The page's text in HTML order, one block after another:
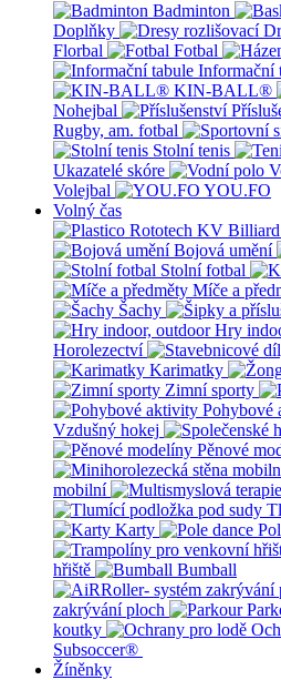
Badminton
Doplňky
Florbal
Fotbal
Informační
KIN-BALL®
Nohejbal
Rugby, am. fotbal
Stolní tenis
Ukazatelé skóre
Volejbal
YOU.FO
Volný čas
KV Billiard
Bojová umění
Stolní fotbal
Míče a
Šachy
Hry
Horolezectví
Karimatky
Zimní sporty
Pohybové
Vzdušný hokej
Pěnové
mobilní
Karty
hřiště
Bumball
zakrývání ploch
koutky
Subsoccer®
Žíněnky